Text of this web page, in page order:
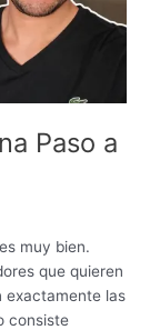
Paso a
muy bien.
que quieren
exactamente las
consiste